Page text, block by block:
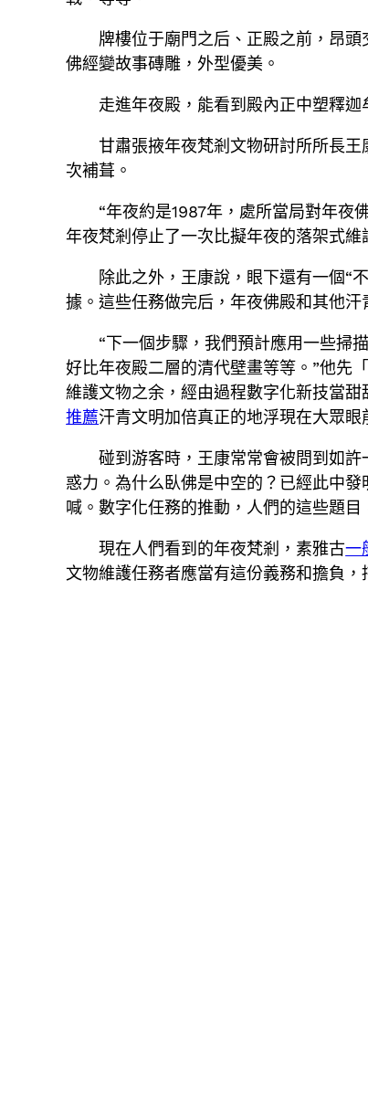
牌樓位于廟門之后、正殿之前，昂
佛經變故事磚雕，外型優美。
走進年夜殿，能看到殿內正中塑釋迦
甘肅張掖年夜梵剎文物研討所所長
次補葺。
“年夜約是1987年，處所當局對年夜
年夜梵剎停止了一次比擬年夜的落架式維
除此之外，王康說，眼下還有一個“
據。這些任務做完后，年夜佛殿和其他
“下一個步驟，我們預計應用一些掃
好比年夜殿二層的清代壁畫等等。”他先
維護文物之余，經由過程數字化新技當
推薦汗青文明加倍真正的地浮現在大眾眼
碰到游客時，王康常常會被問到如
惑力。為什么臥佛是中空的？已經此中
喊。數字化任務的推動，人們的這些題目
現在人們看到的年夜梵剎，素雅古一
文物維護任務者應當有這份義務和擔負